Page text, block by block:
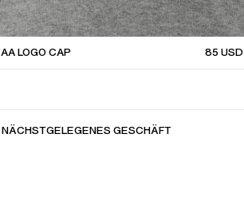
AA LOGO CAP 85USD
NÄCHSTGELEGENES GESCHÄFT